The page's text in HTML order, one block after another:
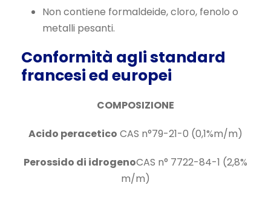
Non contiene formaldeide, cloro, fenolo o
metalli pesanti.
Conformità agli standard
francesi ed europei
COMPOSIZIONE
Acido peracetico CAS n°79-21-0 (0,1%m/m)
Perossido di idrogenoCAS n° 7722-84-1 (2,8%
m/m)